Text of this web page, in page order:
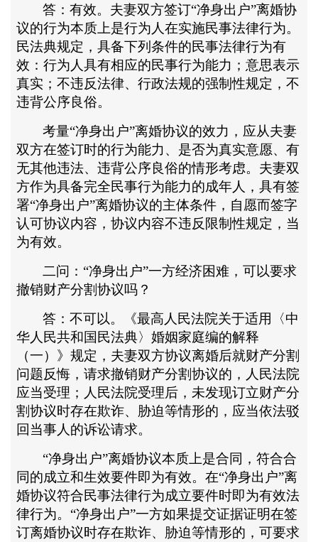
答：有效。夫妻双方签订“净身出户”离婚协
议的行为本质上是行为人在实施民事法律行为。
民法典规定，具备下列条件的民事法律行为有
效：行为人具有相应的民事行为能力；意思表示
真实；不违反法律、行政法规的强制性规定，不
违背公序良俗。
考量“净身出户”离婚协议的效力，应从夫妻
双方在签订时的行为能力、是否为真实意愿、有
无其他违法、违背公序良俗的情形考虑。夫妻双
方作为具备完全民事行为能力的成年人，具有签
署“净身出户”离婚协议的主体条件，自愿而签字
认可协议内容，协议内容不违反限制性规定，当
为有效。
二问： “净身出户”一方经济困难，可以要求
撤销财产分割协议吗？
答：不可以。《最高人民法院关于适用〈中
华人民共和国民法典〉婚姻家庭编的解释
（一）》规定，夫妻双方协议离婚后就财产分割
问题反悔，请求撤销财产分割协议的，人民法院
应当受理；人民法院受理后，未发现订立财产分
割协议时存在欺诈、胁迫等情形的，应当依法驳
回当事人的诉讼请求。
“净身出户”离婚协议本质上是合同，符合合
同的成立和生效要件即为有效。在“净身出户”离
婚协议符合民事法律行为成立要件时即为有效法
律行为。“净身出户”一方如果提交证据证明在签
订离婚协议时存在欺诈、胁迫等情形的，可要求